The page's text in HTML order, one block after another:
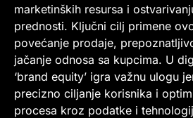
marketinških resursa i
prednosti. Ključni cilj primene
povećanje prodaje,
jačanje odnosa sa kupcima. U
‘brand equity’ igra važnu ulogu
precizno ciljanje korisnika i
procesa kroz podatke i